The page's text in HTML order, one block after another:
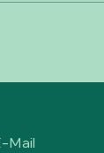
Mail